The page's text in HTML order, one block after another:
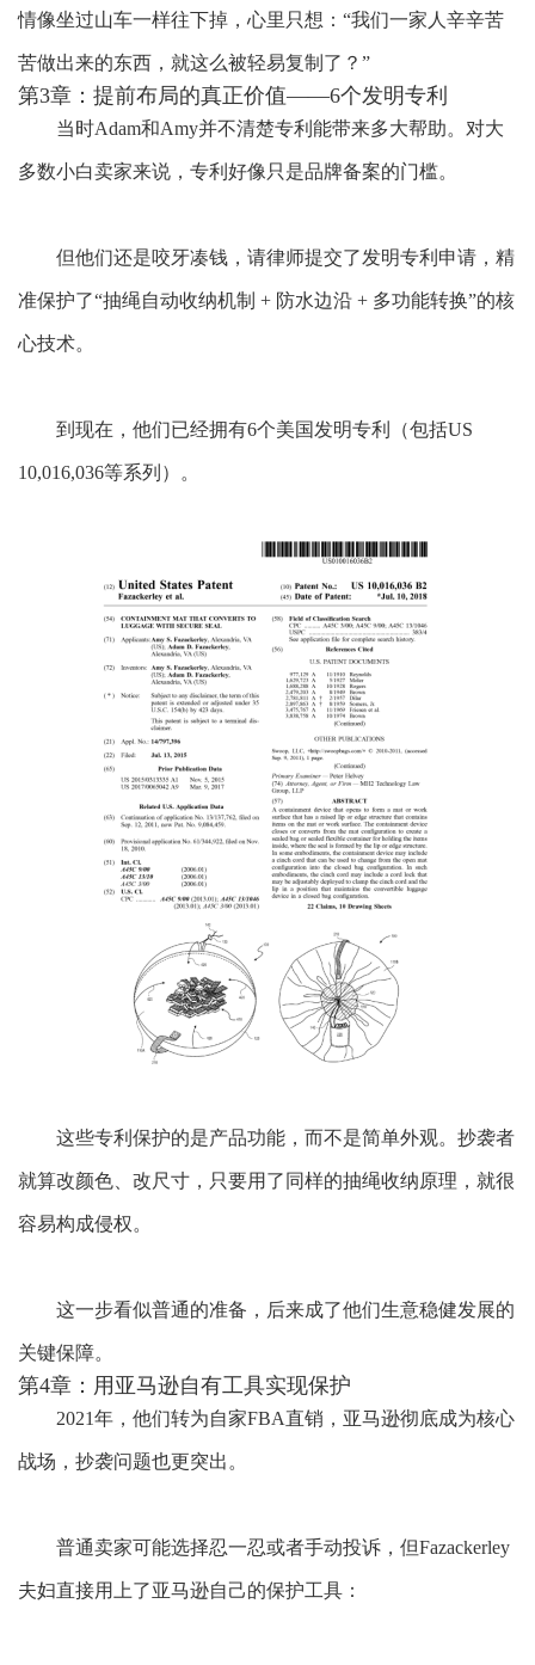
情像坐过山车一样往下掉，心里只想：“我们一家人辛辛苦
苦做出来的东西，就这么被轻易复制了？”
第3章：提前布局的真正价值——6个发明专利
当时Adam和Amy并不清楚专利能带来多大帮助。对大
多数小白卖家来说，专利好像只是品牌备案的门槛。
但他们还是咬牙凑钱，请律师提交了发明专利申请，精
准保护了“抽绳自动收纳机制 + 防水边沿 + 多功能转换”的核
心技术。
到现在，他们已经拥有6个美国 发明专利（包括US
10,016,036等系列）。
这些专利保护的是产品功能，而不是简单外观。抄袭者
就算改颜色、改尺寸，只要用了同样的抽绳收纳原理，就很
容易构成侵权。
这一步看似普通的准备，后来成了他们生意稳健发展的
关键保障。
第4章：用亚马逊自有工具实现保护
2021年，他们转为自家FBA直销，亚马逊彻底成为核心
战场，抄袭问题也更突出。
普通卖家可能选择忍一忍或者手动投诉，但Fazackerley
夫妇直接用上了亚马逊自己的保护工具：